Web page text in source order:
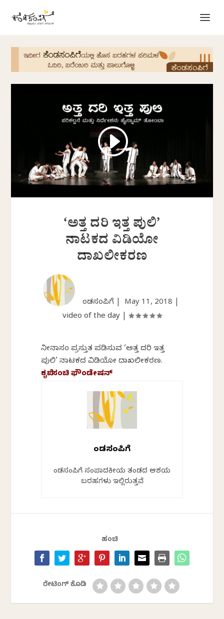
‘ಅತ್ತ ದರಿ ಇತ್ತ ಪುಲಿ’
ನಾಟಕದ ವಿಡಿಯೋ
ದಾಖಲೀಕರಣ
ಕೆಂಡಸಂಪಿಗೆ | May 11, 2018
video of the day
ನೀನಾಸಂ ಪ್ರಸ್ತುತ ಪಡಿಸುವ ‘ಅತ್ತ ದರಿ ಇತ್ತ
ಪುಲಿ’ ನಾಟಕದ ವಿಡಿಯೋ ದಾಖಲೀಕರಣ.
ಕೃಪೆ: ಸಂಚಿ ಫೌಂಡೇಷನ್
ಕೆಂಡಸಂಪಿಗೆ
ಕೆಂಡಸಂಪಿಗೆ ಸಂಪಾದಕೀಯ ತಂಡದ ಆಶಯ
ಬರಹಗಳು ಇಲ್ಲಿರುತ್ತವೆ
ಹಂಚಿ
ರೇಟಿಂಗ್ ಕೊಡಿ